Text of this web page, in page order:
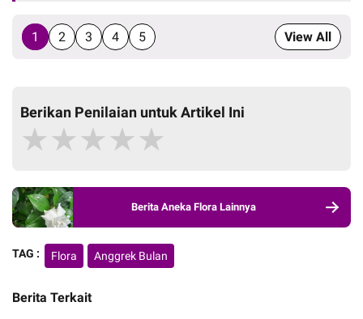
1 2 3 4 5 View All
Berikan Penilaian untuk Artikel Ini
★★★★★
Berita Aneka Flora Lainnya
TAG : Flora Anggrek Bulan
Berita Terkait